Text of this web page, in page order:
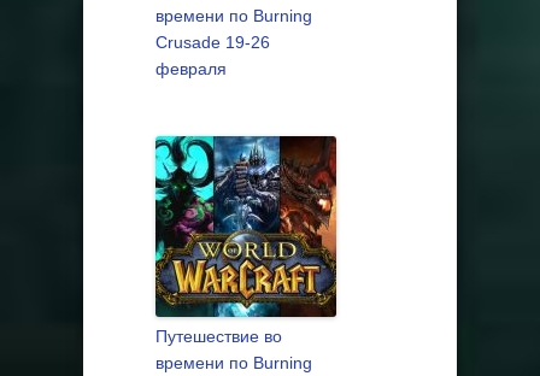
времени по Burning
Crusade 19-26
февраля
Путешествие во
времени по Burning